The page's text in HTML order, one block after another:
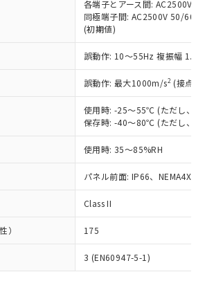
各端子とアース間: AC2500V
同極端子間: AC2500V 50/
(初期値)
誤動作: 10～55Hz 複振幅
誤動作: 最大1000m/s2 (接点
使用時: -25～55℃ (ただし、氷
保存時: -40～80℃ (ただし、氷
使用時: 35～85%RH
パネル前面: IP66、NEMA4X,
Class II
） 175
3 (EN60947-5-1)
納期状況および標準価格はお客
取引先、またはお客様担当のオ
制御機器販売店・当社販売員に
ン制御機器販売店や当社販売拠
販売ネットワーク
」をご確認
況および標準価格結果を当社の
承諾なく第三者に漏洩または開
いようお願いします。
ーツ機能（部品リスト作成サー
をご利用いただくには、I-Web
ーズにご登録されている必要が
が当ウェブサイト上で当社にご
当社の共同利用者が、当社の製
以下、ポリ臭化ジフェニルエーテル類
以下、フタル酸ビス(2-エチルヘキシ
名：DOP) 1000ppm以下、フタル酸ブチ
以下、フタル酸ジイソブチル
令で産業用監視および制御機器に対する
ル類の４物質については閾値を超える意
月
り替え状況などにより、予定
ことがあります。
証明書ダウンロード
証明書をダウンロードするこ
ム) : 1000ppm、 PBBs(ポリ臭化ビフェ
、 PBDEs(ポリ臭化ジフェニルエーテ
ジブチル) : 1000ppm、 DIBP(フタル酸ジ
、 BBP(フタル酸ブチルベンジ
酸ビス(2-エチルヘキシル)) : 1000ppm
使用期限
ることを示します。
の使用状況下において有害物
えいし、環境に深刻な影響を
数を意味します。
確認です。当社販売部門へお問
さい。
規制貨物を破棄する場合は、完
砕するなど、違法に輸出されな
必要な手段を講じます。
貴社製品を、核兵器、ミサイ
学兵器、生物兵器またはその他
びにこれらの製造装置等に一切
、貴社製品を第三者に販売する
、上記1、2および3の内容を当
者に通知します。また当社は、
および販売に係わる関係者が違
出するおそれがある場合は、取
をいたしません。
一定数以上の在庫あり
一定数には満たないが在庫あり
在庫なし(最新の在庫状況につ
たはお客様担当のオムロン制御
機器販売店・当社販売員にご確
受注生産機種、また在庫状況の
情報を公開していない機種